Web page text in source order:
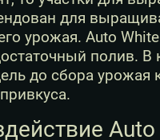
для
урожая. Auto
полив. В
до сбора